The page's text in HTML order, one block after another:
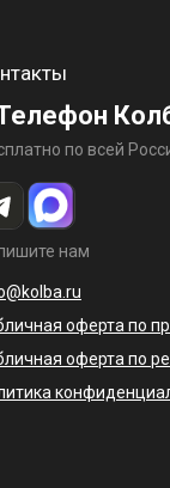
по всей
нам
оферта по
оферта по